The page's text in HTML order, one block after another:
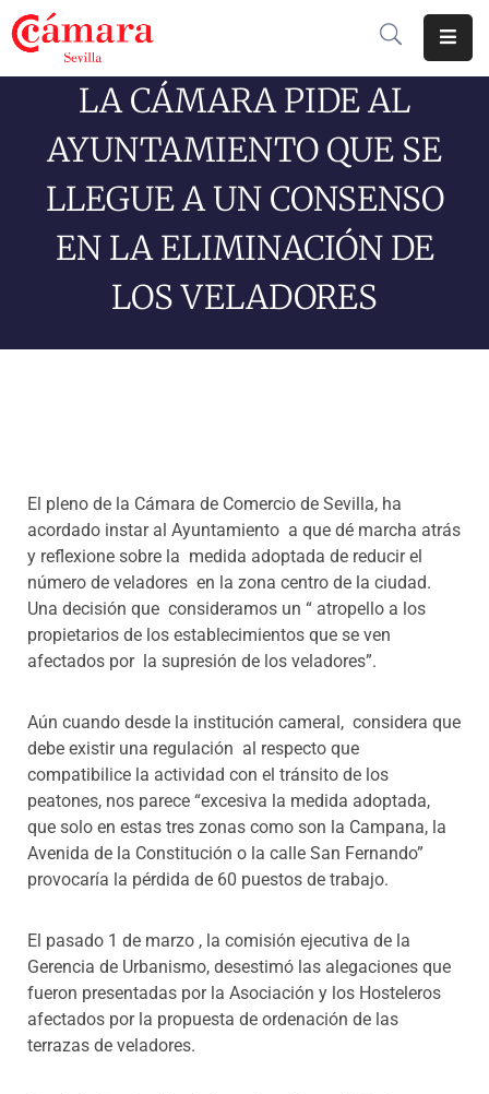
Comercio
Soluciones
Programas
LA CÁMARA PIDE AL
AYUNTAMIENTO QUE SE
LLEGUE A UN CONSENSO
EN LA ELIMINACIÓN DE
LOS VELADORES
El pleno de la Cámara de Comercio de Sevilla, ha
acordado instar al Ayuntamiento a que dé marcha atrás
y reflexione sobre la medida adoptada de reducir el
número de veladores en la zona centro de la ciudad.
Una decisión que consideramos un “ atropello a los
propietarios de los establecimientos que se ven
afectados por la supresión de los veladores”.
Aún cuando desde la institución cameral, considera que
debe existir una regulación al respecto que
compatibilice la actividad con el tránsito de los
peatones, nos parece “excesiva la medida adoptada,
que solo en estas tres zonas como son la Campana, la
Avenida de la Constitución o la calle San Fernando”
provocaría la pérdida de 60 puestos de trabajo.
El pasado 1 de marzo , la comisión ejecutiva de la
Gerencia de Urbanismo, desestimó las alegaciones que
fueron presentadas por la Asociación y los Hosteleros
afectados por la propuesta de ordenación de las
terrazas de veladores.